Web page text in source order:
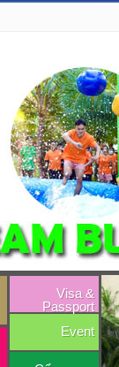
Visa &
Passport
Event